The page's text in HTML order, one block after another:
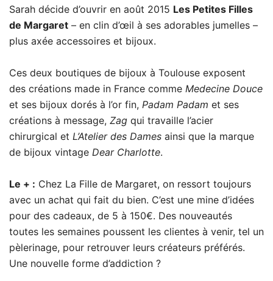
Sarah décide d’ouvrir en août 2015 Les Petites Filles
de Margaret – en clin d’œil à ses adorables jumelles –
plus axée accessoires et bijoux.
Ces deux boutiques de bijoux à Toulouse exposent
des créations made in France comme Medecine Douce
et ses bijoux dorés à l’or fin, Padam Padam et ses
créations à message, Zag qui travaille l’acier
chirurgical et L’Atelier des Dames ainsi que la marque
de bijoux vintage Dear Charlotte.
Le + : Chez La Fille de Margaret, on ressort toujours
avec un achat qui fait du bien. C’est une mine d’idées
pour des cadeaux, de 5 à 150€. Des nouveautés
toutes les semaines poussent les clientes à venir, tel un
pèlerinage, pour retrouver leurs créateurs préférés.
Une nouvelle forme d’addiction ?